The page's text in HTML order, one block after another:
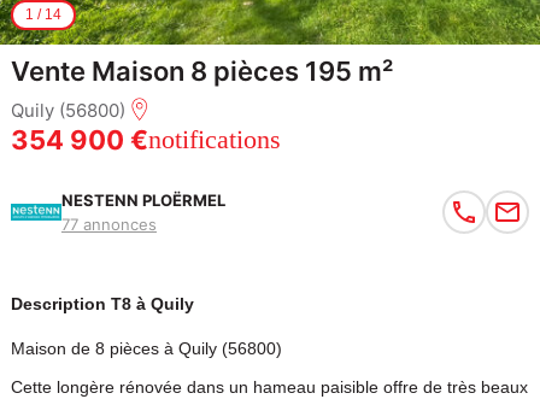
1 / 14
Vente Maison 8 pièces 195 m²
Quily (56800)
354 900 €notifications
NESTENN PLOËRMEL
77 annonces
Description T8 à Quily
Maison de 8 pièces à Quily (56800)
Cette longère rénovée dans un hameau paisible offre de très beaux